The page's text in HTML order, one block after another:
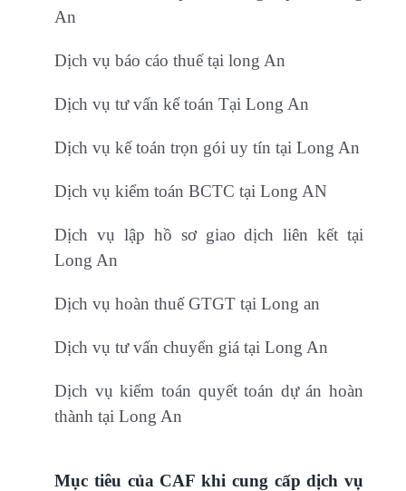
An
Dịch vụ báo cáo thuế tại long An
Dịch vụ tư vấn kế toán Tại Long An
Dịch vụ kế toán trọn gói uy tín tại Long An
Dịch vụ kiểm toán BCTC tại Long AN
Dịch vụ lập hồ sơ giao dịch liên kết tại
Long An
Dịch vụ hoàn thuế GTGT tại Long an
Dịch vụ tư vấn chuyển giá tại Long An
Dịch vụ kiểm toán quyết toán dự án hoàn
thành tại Long An
Mục tiêu của CAF khi cung cấp dịch vụ